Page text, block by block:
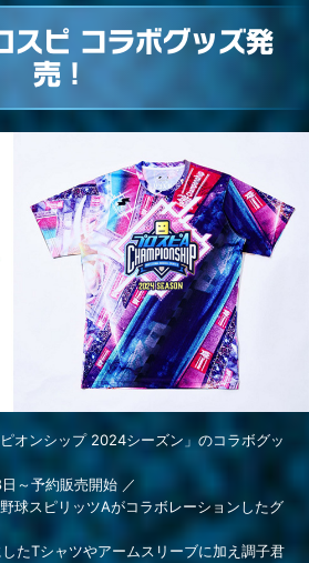
ピ コラボグッズ発
売！
オンシップ 2024シーズン」のコラボグッ
～予約販売開始 ／
球スピリッツAがコラボレーションしたグ
たTシャツやアームスリーブに加え調子君